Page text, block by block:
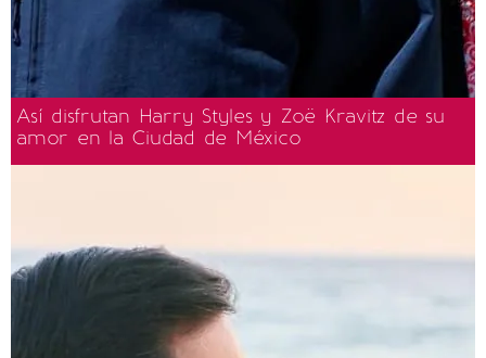
Así disfrutan Harry Styles y Zoë Kravitz de su
amor en la Ciudad de México